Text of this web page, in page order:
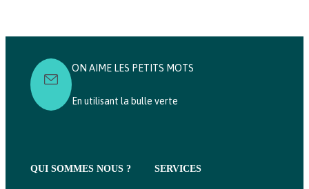
ON AIME LES PETITS MOTS
En utilisant la bulle verte
QUI SOMMES NOUS ? SERVICES